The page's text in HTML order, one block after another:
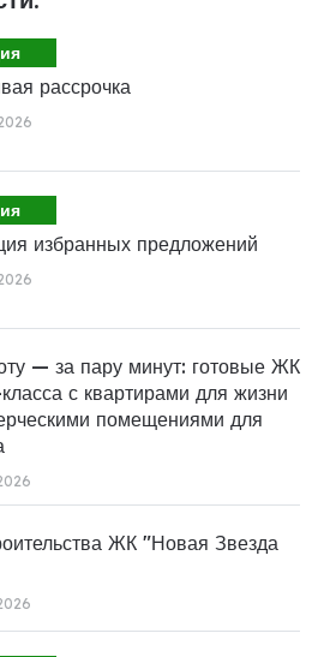
рассрочка
избранных предложений
— за пару минут: готовые ЖК
с квартирами для жизни
помещениями для
ЖК "Новая Звезда